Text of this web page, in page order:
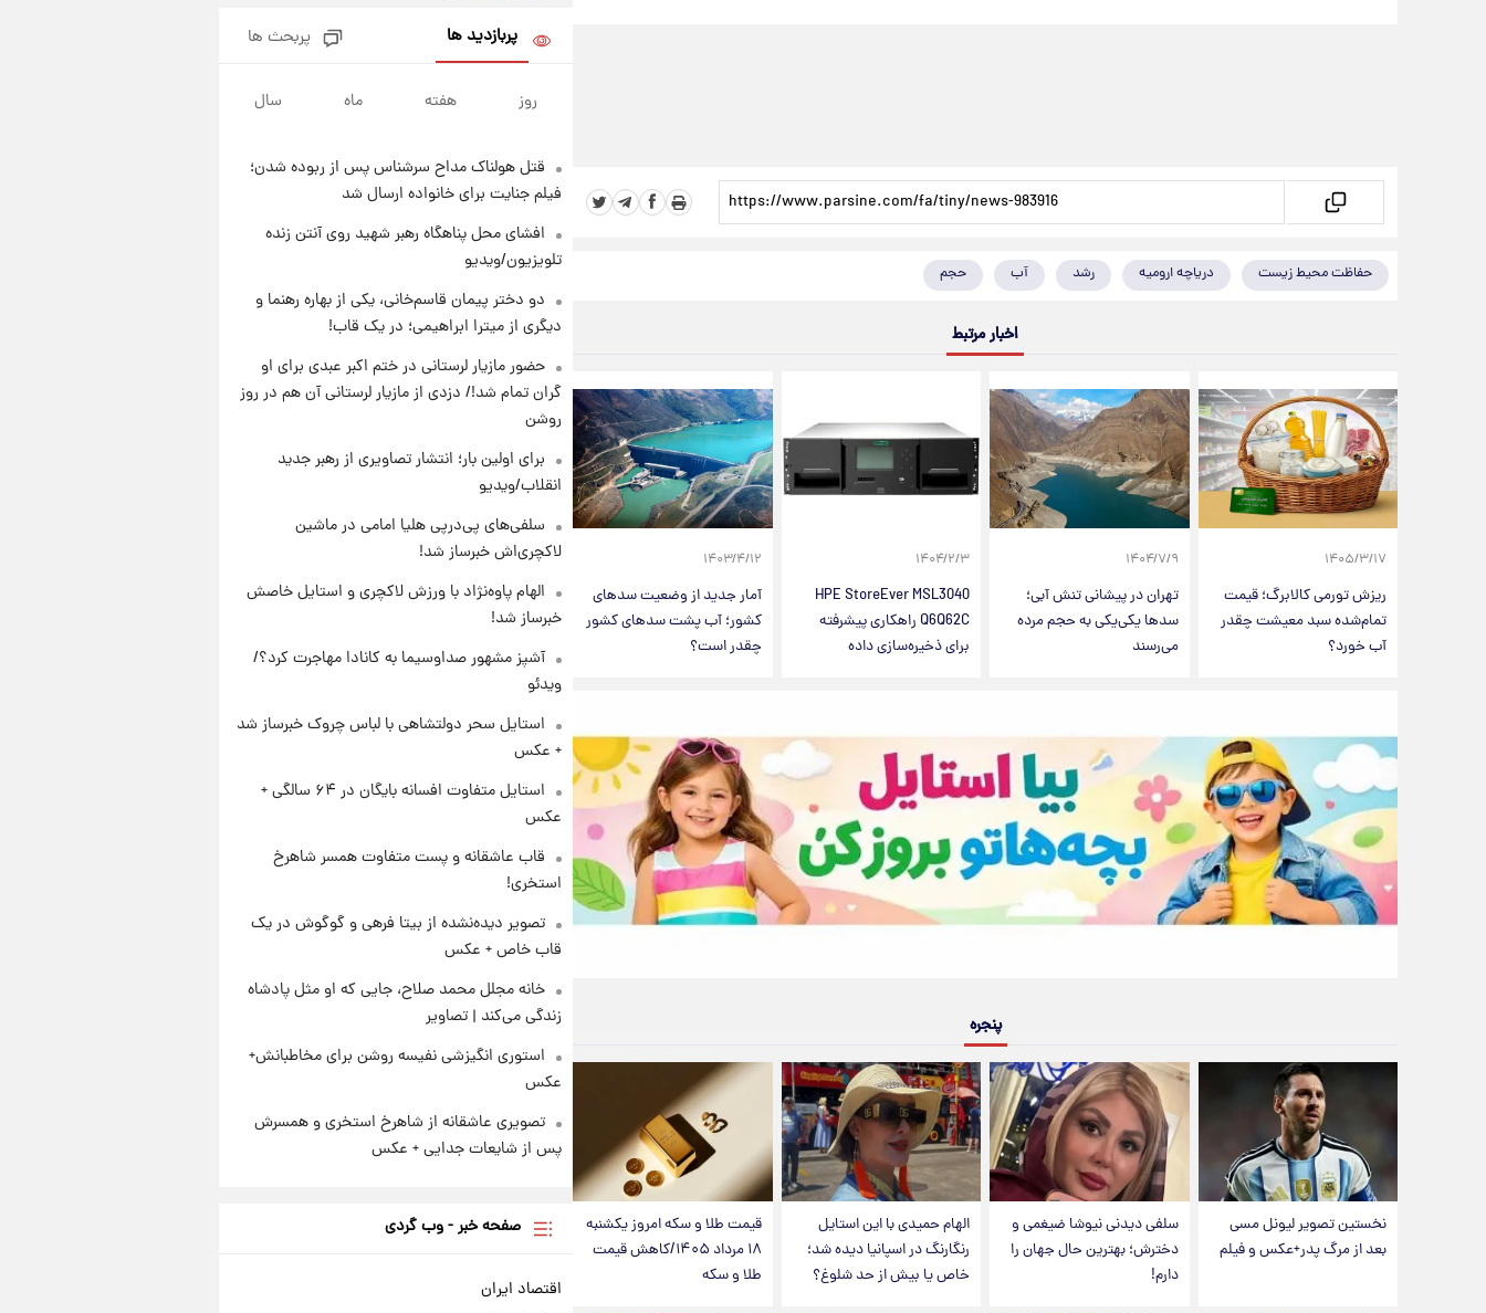
حفاظت محیط زیست دریاچه ارومیه رشد آب حجم
اخبار مرتبط
۱۴۰۵/۳/۱۷
ریزش تورمی کالابرگ؛ قیمت
تمام‌شده سبد معیشت چقدر
آب خورد؟
۱۴۰۴/۷/۹
تهران در پیشانی تنش آبی؛
سدها یکی‌یکی به حجم مرده
می‌رسند
۱۴۰۴/۲/۳
HPE StoreEver MSL3040
Q6Q62C راهکاری پیشرفته
برای ذخیره‌سازی داده‌
۱۴۰۳/۴/۱۲
آمار جدید از وضعیت سدهای
کشور؛ آب پشت سدهای کشور
چقدر است؟
پنجره
نخستین تصویر لیونل مسی
بعد از مرگ پدر+عکس و فیلم
سلفی دیدنی نیوشا ضیغمی و
دخترش؛ بهترین حال جهان را
دارم!
الهام حمیدی با این استایل
رنگارنگ در اسپانیا دیده شد؛
خاص یا بیش از حد شلوغ؟
قیمت طلا و سکه امروز یکشنبه
۱۸ مرداد ۱۴۰۵/کاهش قیمت
طلا و سکه
لیونل مسی عزادار شد! + جزئیات
۲۰ ساعت پیش
آمریکا + فیلم
۲۱ ساعت پیش
برای اولین بار؛ انتشار تصاویری از
رهبر جدید انقلاب/ویدیو
خاتمی/ویدیو
پربازدید ها پربحث ها
روز هفته ماه سال
قتل هولناک مداح سرشناس پس از ربوده شدن؛
فیلم جنایت برای خانواده ارسال شد
افشای محل پناهگاه‌ رهبر شهید روی آنتن زنده
تلویزیون/ویدیو
دو دختر پیمان قاسم‌خانی، یکی از بهاره رهنما و
دیگری از میترا ابراهیمی؛ در یک قاب!
حضور مازیار لرستانی در ختم اکبر عبدی برای او
گران تمام شد!/ دزدی از مازیار لرستانی آن هم در روز
روشن
برای اولین بار؛ انتشار تصاویری از رهبر جدید
انقلاب/ویدیو
سلفی‌های پی‌درپی هلیا امامی در ماشین
لاکچری‌اش خبرساز شد!
الهام پاوه‌نژاد با ورزش لاکچری و استایل خاصش
خبرساز شد!
آشپز مشهور صداوسیما به کانادا مهاجرت کرد؟/
ویدئو
استایل سحر دولتشاهی با لباس چروک خبرساز شد
+ عکس
استایل متفاوت افسانه بایگان در ۶۴ سالگی +
عکس
قاب عاشقانه و پست متفاوت همسر شاهرخ
استخری!
تصویر دیده‌نشده از بیتا فرهی و گوگوش در یک
قاب خاص + عکس
خانه مجلل محمد صلاح، جایی که او مثل پادشاه
زندگی می‌کند | تصاویر
استوری انگیزشی نفیسه روشن برای مخاطبانش+
عکس
تصویری عاشقانه از شاهرخ استخری و همسرش
پس از شایعات جدایی + عکس
صفحه خبر - وب گردی
اقتصاد ایران